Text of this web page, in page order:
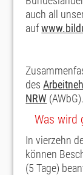
auch all
auf
des
NRW (AWbG).
Was wird
In vierzehn
können
(5 Tage)